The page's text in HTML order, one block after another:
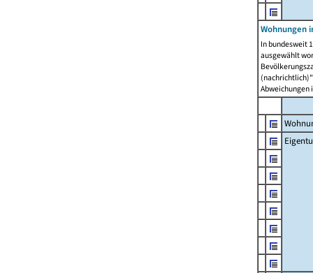
Wohnungen
In bundesweit
ausgewählt
Abweichungen